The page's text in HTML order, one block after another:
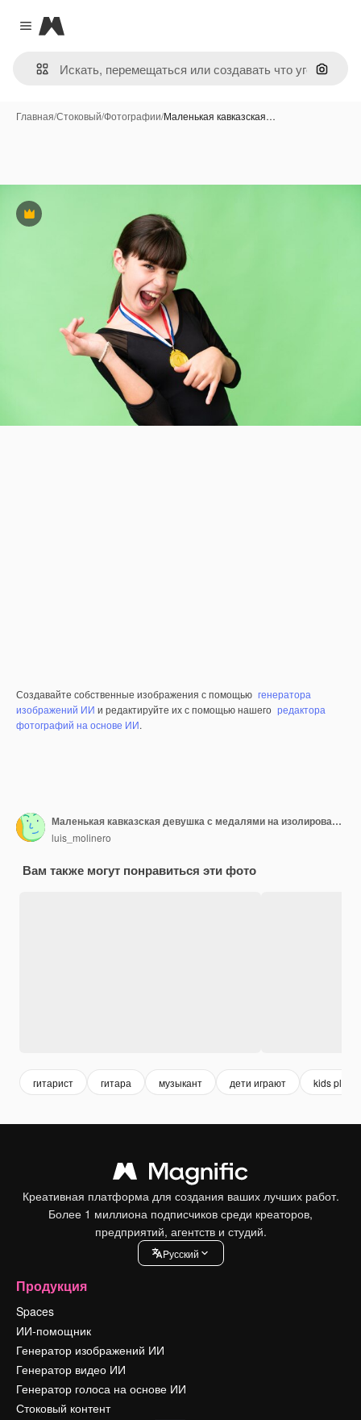
Close menu
Magnific
Поиск
Главная/Стоковый/Фотографии/Маленькая кавказская…
Премиум
Создавайте собственные изображения с помощью генератора
изображений ИИ и редактируйте их с помощью нашего редактора
фотографий на основе ИИ.
Маленькая кавказская девушка с медалями на изолированном фоне делает гитарный жест
luis_molinero
Вам также могут понравиться эти фото
гитарист гитара музыкант дети играют kids play
Креативная платформа для создания ваших лучших работ.
Более 1 миллиона подписчиков среди креаторов,
предприятий, агентств и студий.
Pусский
Продукция
Spaces
ИИ-помощник
Генератор изображений ИИ
Генератор видео ИИ
Генератор голоса на основе ИИ
Стоковый контент